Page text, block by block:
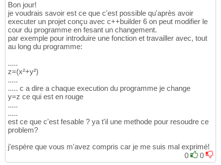
Bon jour!
je voudrais savoir est ce que c'est possible qu'après avoir
executer un projet conçu avec c++builder 6 on peut modifier le
cour du programme en fesant un changement.
par exemple pour introduire une fonction et travailler avec, tout
au long du programme:
.....
z=(x²+y²)
.....
..... c a dire a chaque execution du programme je change
y=z ce qui est en rouge
.....
.....
est ce que c'est fesable ? ya t'il une methode pour resoudre ce
problem?
j'espère que vous m'avez compris car je me suis mal exprimé!
0
0